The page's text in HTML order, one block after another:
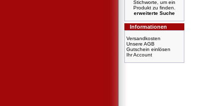
Stichworte, um ein
Produkt zu finden.
erweiterte Suche
Informationen
Versandkosten
Unsere AGB
Gutschein einlösen
Ihr Account